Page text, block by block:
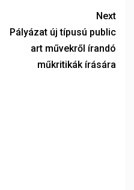
Next
Pályázat új típusú public
art művekről írandó
műkritikák írására